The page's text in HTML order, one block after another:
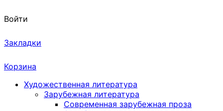
Войти
Закладки
Корзина
Художественная литература
Зарубежная литература
Современная зарубежная проза